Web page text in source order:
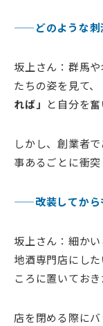
——どのような刺
坂上さん：群馬
たちの姿を見て、
れば」 と自分を
しかし、創業者
事あるごとに衝突
——改装してから
坂上さん：細か
地酒専門店にし
ころに置いておき
店を閉める際に